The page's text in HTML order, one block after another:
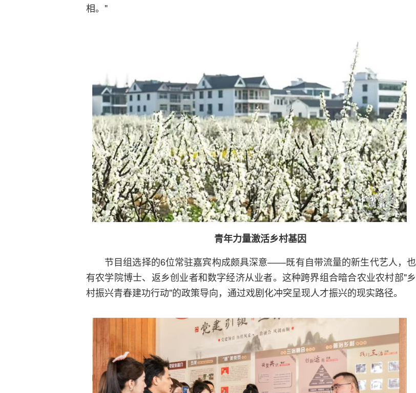
相。"
青年力量激活乡村基因
节目组选择的6位常驻嘉宾构成颇具深意——既有自带流量的新生代艺人，也
有农学院博士、返乡创业者和数字经济从业者。这种跨界组合暗合农业农村部"乡
村振兴青春建功行动"的政策导向，通过戏剧化冲突呈现人才振兴的现实路径。